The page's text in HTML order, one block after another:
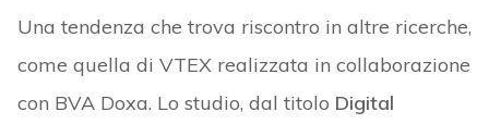
Una tendenza che trova riscontro in altre ricerche,
come quella di VTEX realizzata in collaborazione
con BVA Doxa. Lo studio, dal titolo Digital